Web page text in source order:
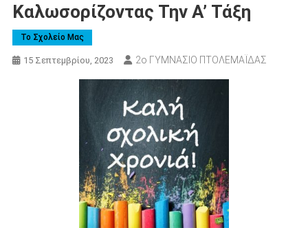
Καλωσορίζοντας Την Α’ Τάξη
Το Σχολείο Μας
15 Σεπτεμβρίου, 2023 2ο ΓΥΜΝΑΣΙΟ ΠΤΟΛΕΜΑΪΔΑΣ